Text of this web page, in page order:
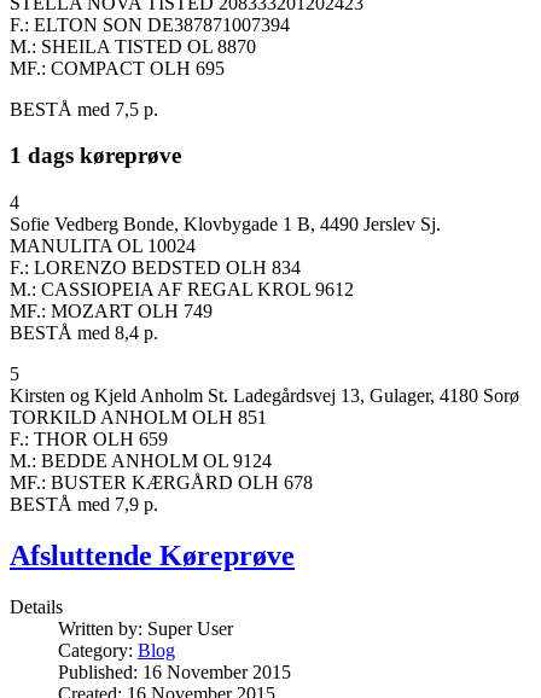
F.: ELTON SON DE387871007394
M.: SHEILA TISTED OL 8870
MF.: COMPACT OLH 695
BESTÅ med 7,5 p.
1 dags køreprøve
4
Sofie Vedberg Bonde, Klovbygade 1 B, 4490 Jerslev Sj.
MANULITA OL 10024
F.: LORENZO BEDSTED OLH 834
M.: CASSIOPEIA AF REGAL KROL 9612
MF.: MOZART OLH 749
BESTÅ med 8,4 p.
5
Kirsten og Kjeld Anholm St. Ladegårdsvej 13, Gulager, 4180 Sorø
TORKILD ANHOLM OLH 851
F.: THOR OLH 659
M.: BEDDE ANHOLM OL 9124
MF.: BUSTER KÆRGÅRD OLH 678
BESTÅ med 7,9 p.
Afsluttende Køreprøve
Details
Written by: Super User
Category: Blog
Published: 16 November 2015
Created: 16 November 2015